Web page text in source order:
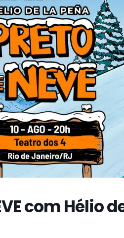
com Hélio